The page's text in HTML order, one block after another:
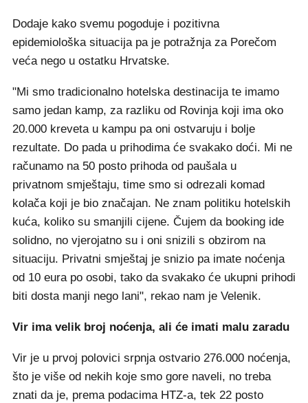
Dodaje kako svemu pogoduje i pozitivna
epidemiološka situacija pa je potražnja za Porečom
veća nego u ostatku Hrvatske.
"Mi smo tradicionalno hotelska destinacija te imamo
samo jedan kamp, za razliku od Rovinja koji ima oko
20.000 kreveta u kampu pa oni ostvaruju i bolje
rezultate. Do pada u prihodima će svakako doći. Mi ne
računamo na 50 posto prihoda od paušala u
privatnom smještaju, time smo si odrezali komad
kolača koji je bio značajan. Ne znam politiku hotelskih
kuća, koliko su smanjili cijene. Čujem da booking ide
solidno, no vjerojatno su i oni snizili s obzirom na
situaciju. Privatni smještaj je snizio pa imate noćenja
od 10 eura po osobi, tako da svakako će ukupni prihodi
biti dosta manji nego lani", rekao nam je Velenik.
Vir ima velik broj noćenja, ali će imati malu zaradu
Vir je u prvoj polovici srpnja ostvario 276.000 noćenja,
što je više od nekih koje smo gore naveli, no treba
znati da je, prema podacima HTZ-a, tek 22 posto